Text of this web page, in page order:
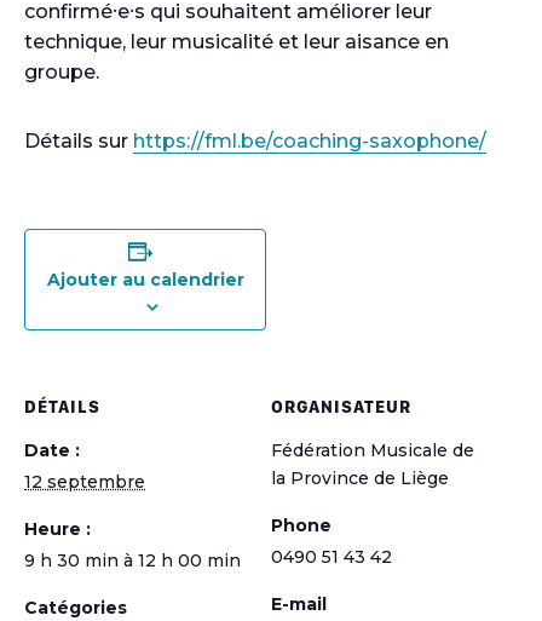
confirmé⸱e⸱s qui souhaitent améliorer leur
technique, leur musicalité et leur aisance en
groupe.
Détails sur https://fml.be/coaching-saxophone/
Ajouter au calendrier
DÉTAILS
Date :
12 septembre
Heure :
9 h 30 min à 12 h 00 min
Catégories
ORGANISATEUR
Fédération Musicale de
la Province de Liège
Phone
0490 51 43 42
E-mail